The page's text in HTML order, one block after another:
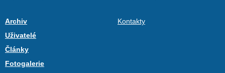
Archiv
Uživatelé
Články
Fotogalerie
Kontakty